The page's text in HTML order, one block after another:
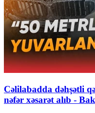
Cəlilabadda dəhşətli
nəfər xəsarət alıb -